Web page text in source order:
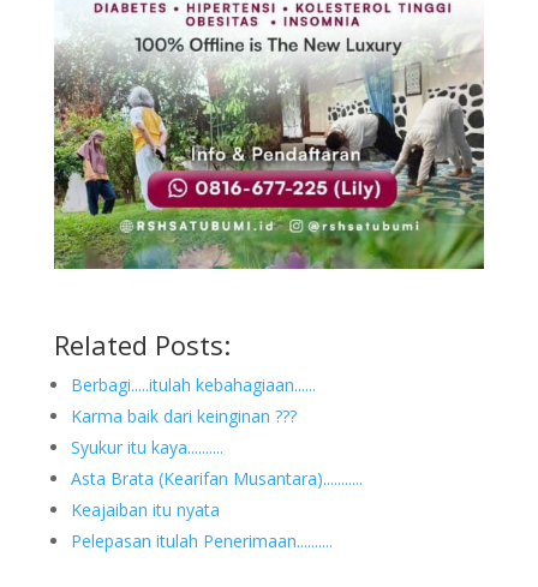
Related Posts:
Berbagi.....itulah kebahagiaan......
Karma baik dari keinginan ???
Syukur itu kaya..........
Asta Brata (Kearifan Musantara)...........
Keajaiban itu nyata
Pelepasan itulah Penerimaan..........